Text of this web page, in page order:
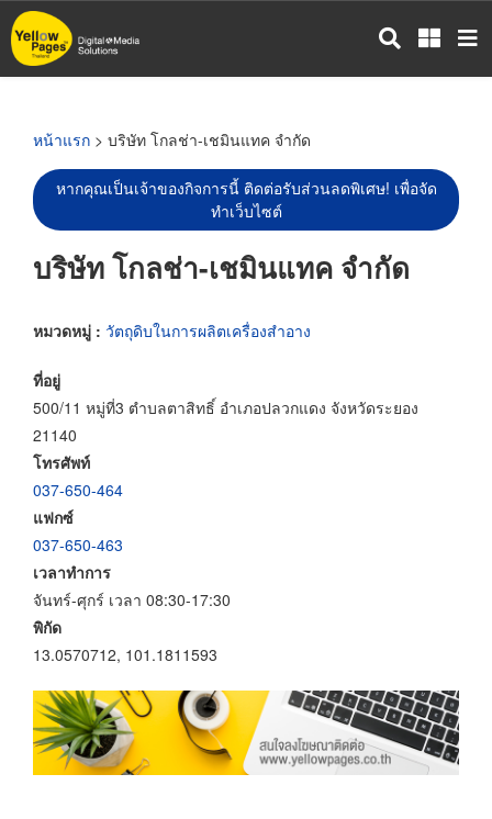
ข้าม
ไป
หน้าแรก > บริษัท โกลช่า-เชมินแทค จำกัด
หากคุณเป็นเจ้าของกิจการนี้ ติดต่อรับส่วนลดพิเศษ! เพื่อจัด
ทำเว็บไซต์
บริษัท โกลช่า-เชมินแทค จำกัด
หมวดหมู่ : วัตถุดิบในการผลิตเครื่องสำอาง
ที่อยู่
500/11 หมู่ที่3 ตำบลตาสิทธิ์ อำเภอปลวกแดง จังหวัดระยอง
21140
โทรศัพท์
037-650-464
แฟกซ์
037-650-463
เวลาทำการ
จันทร์-ศุกร์ เวลา 08:30-17:30
พิกัด
13.0570712, 101.1811593